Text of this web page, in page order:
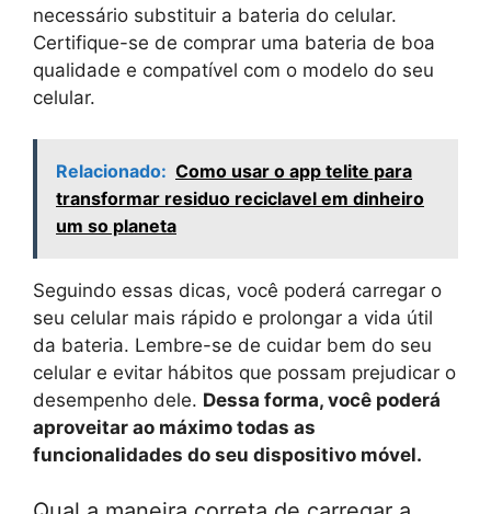
necessário substituir a bateria do celular.
Certifique-se de comprar uma bateria de boa
qualidade e compatível com o modelo do seu
celular.
Relacionado: Como usar o app telite para
transformar residuo reciclavel em dinheiro
um so planeta
Seguindo essas dicas, você poderá carregar o
seu celular mais rápido e prolongar a vida útil
da bateria. Lembre-se de cuidar bem do seu
celular e evitar hábitos que possam prejudicar o
desempenho dele. Dessa forma, você poderá
aproveitar ao máximo todas as
funcionalidades do seu dispositivo móvel.